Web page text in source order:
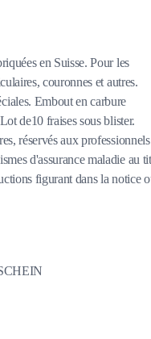
en Suisse. Pour les
couronnes et autres.
Embout en carbure
de10 fraises sous blister.
réservés aux professionnels
d'assurance maladie au
figurant dans la notice